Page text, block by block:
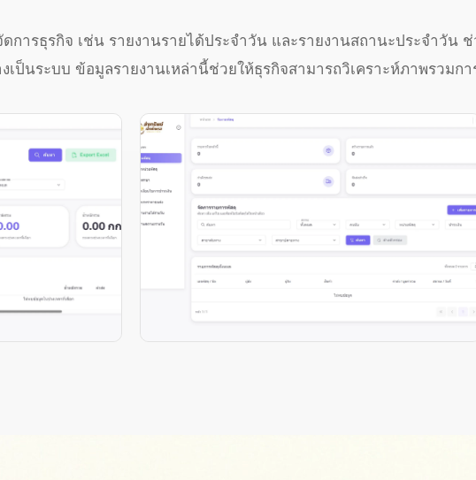
การธุรกิจ เช่น รายงานรายได้ประจำวัน และรายงานสถานะประจำวัน
เป็นระบบ ข้อมูลรายงานเหล่านี้ช่วยให้ธุรกิจสามารถวิเคราะห์ภาพรวม